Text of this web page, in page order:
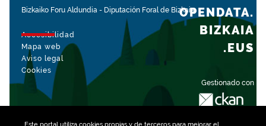
Bizkaiko Foru Aldundia - Diputación Foral de Bizkaia
Accesibilidad
Mapa web
Aviso legal
Cookies
Gestionado con
OPENDATA.
BIZKAIA
.EUS